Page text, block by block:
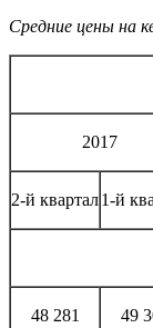
Средние цены на
2017
2-й квартал1-й
48 281 49